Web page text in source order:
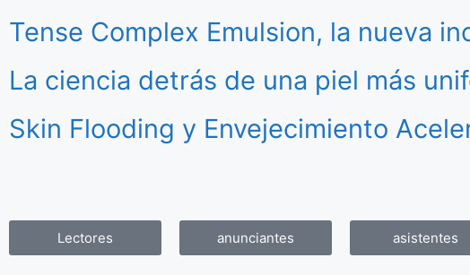
Tense Complex Emulsion, la nueva
La ciencia detrás de una piel más
Skin Flooding y Envejecimiento
Lectores anunciantes asistentes